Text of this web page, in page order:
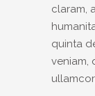
claram,
quinta
veniam,